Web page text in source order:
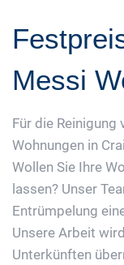
Messi
Für die
Wohnungen in
Wollen Sie Ihre
lassen? Unser
Entrümpelung
Unsere Arbeit
Unterkünften